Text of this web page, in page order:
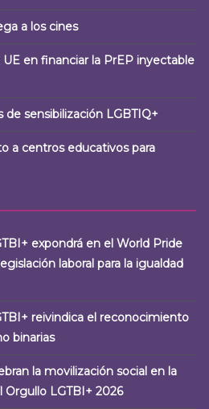
a los cines
UE en financiar la PrEP inyectable
sensibilización LGBTIQ+
a centros educativos para
expondrá en el World Pride
laboral para la igualdad
reivindica el reconocimiento
binarias
la movilización social en la
LGTBI+ 2026